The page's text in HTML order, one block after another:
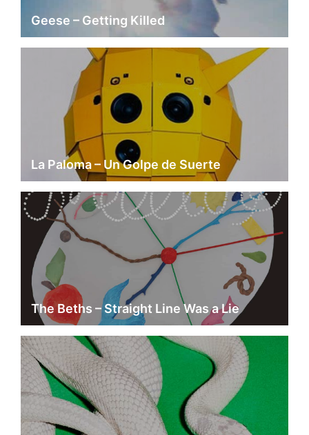
Geese – Getting Killed
La Paloma – Un Golpe de Suerte
The Beths – Straight Line Was a Lie